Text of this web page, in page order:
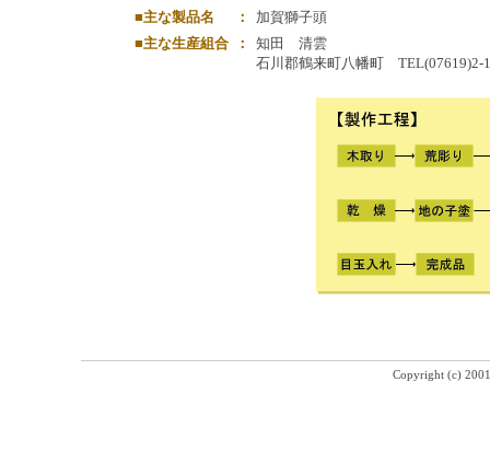
■主な製品名
：
加賀獅子頭
■主な生産組合
：
知田 清雲
石川郡鶴来町八幡町 TEL(07619)2-
Copyright (c)